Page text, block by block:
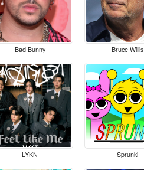
Bad Bunny Bruce Willis
LYKN Sprunki